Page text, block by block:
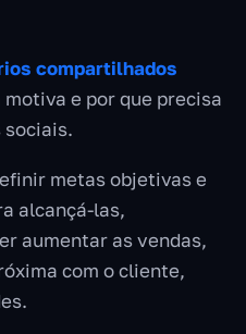
compartilhados
e por que precisa
sociais.
metas objetivas e
alcançá-las,
aumentar as vendas,
com o cliente,